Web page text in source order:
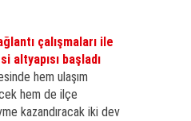
çalışmaları ile
altyapısı başladı
hem ulaşım
hem de ilçe
kazandıracak iki dev